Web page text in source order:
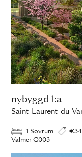
nybyggd 1:a
Saint-Laurent-du-
1 Sovrum
Valmer C003